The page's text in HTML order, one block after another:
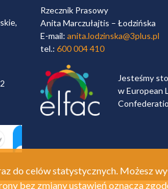
Rzecznik Prasowy
Anita Marczułajtis – Łodzińska
E-mail: anita.lodzinska@3plus.pl
tel.: 600 004 410
Jesteśmy
w European
do celów statystycznych. Możesz
bez zmiany ustawień oznacza